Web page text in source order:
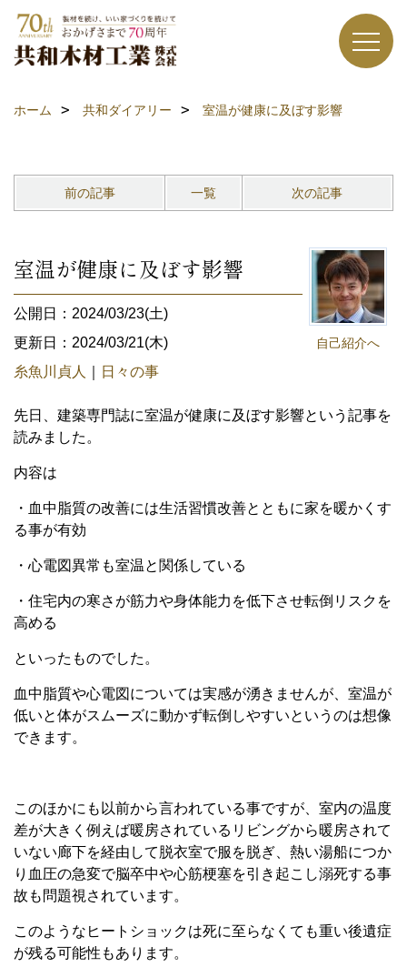
ホーム 共和ダイアリー 室温が健康に及ぼす影響
前の記事 一覧 次の記事
自己紹介へ
室温が健康に及ぼす影響
公開日：2024/03/23(土)
更新日：2024/03/21(木)
糸魚川貞人
日々の事
先日、建築専門誌に室温が健康に及ぼす影響という記事を
読みました。
内容は
・血中脂質の改善には生活習慣改善とともに家を暖かくす
る事が有効
・心電図異常も室温と関係している
・住宅内の寒さが筋力や身体能力を低下させ転倒リスクを
高める
といったものでした。
血中脂質や心電図については実感が湧きませんが、室温が
低いと体がスムーズに動かず転倒しやすいというのは想像
できます。
このほかにも以前から言われている事ですが、室内の温度
差が大きく例えば暖房されているリビングから暖房されて
いない廊下を経由して脱衣室で服を脱ぎ、熱い湯船につか
り血圧の急変で脳卒中や心筋梗塞を引き起こし溺死する事
故も問題視されています。
このようなヒートショックは死に至らなくても重い後遺症
が残る可能性もあります。